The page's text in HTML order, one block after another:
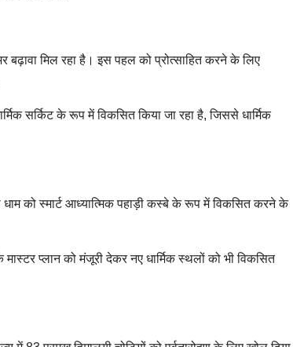
बढ़ावा मिल रहा है। इस पहल को प्रोत्साहित करने के लिए
सर्किट के रूप में विकसित किया जा रहा है, जिससे धार्मिक
धाम को स्मार्ट आध्यात्मिक पहाड़ी कस्बे के रूप में विकसित करने के
प्लान को मंजूरी देकर नए धार्मिक स्थलों को भी विकसित